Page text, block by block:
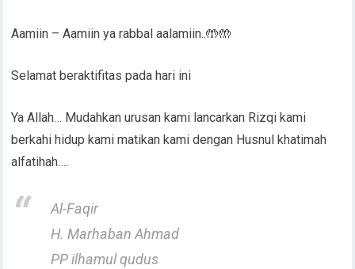
Aamiin – Aamiin ya rabbal aalamiin..🤲🤲
Selamat beraktifitas pada hari ini
Ya Allah… Mudahkan urusan kami lancarkan Rizqi kami
berkahi hidup kami matikan kami dengan Husnul khatimah
alfatihah….
Al-Faqir
H. Marhaban Ahmad
PP ilhamul qudus